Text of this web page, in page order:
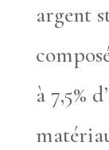
argent
à 7,5%